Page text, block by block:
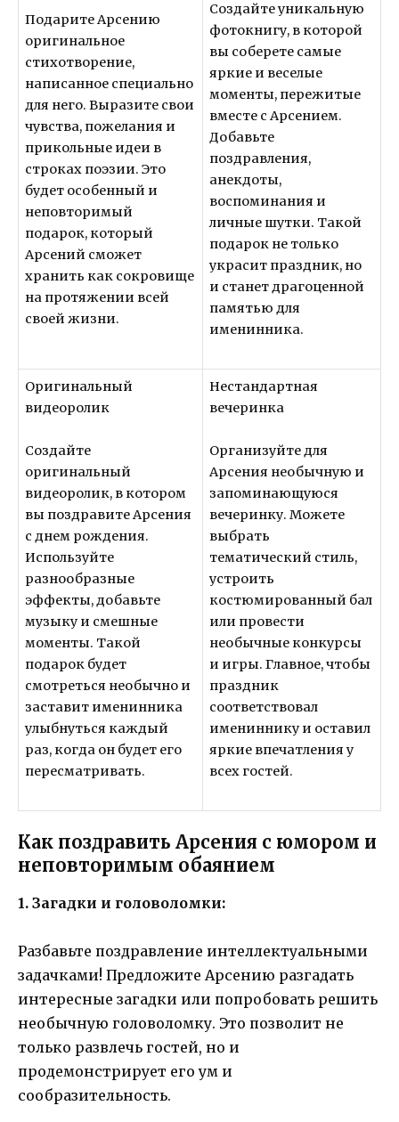
Подарите Арсению
оригинальное
стихотворение,
написанное специально
для него. Выразите свои
чувства, пожелания и
прикольные идеи в
строках поэзии. Это
будет особенный и
неповторимый
подарок, который
Арсений сможет
хранить как сокровище
на протяжении всей
своей жизни.
Создайте уникальную
фотокнигу, в которой
вы соберете самые
яркие и веселые
моменты, пережитые
вместе с Арсением.
Добавьте
поздравления,
анекдоты,
воспоминания и
личные шутки. Такой
подарок не только
украсит праздник, но
и станет драгоценной
памятью для
именинника.
Оригинальный
видеоролик
Создайте
оригинальный
видеоролик, в котором
вы поздравите Арсения
с днем рождения.
Используйте
разнообразные
эффекты, добавьте
музыку и смешные
моменты. Такой
подарок будет
смотреться необычно и
заставит именинника
улыбнуться каждый
раз, когда он будет его
пересматривать.
Нестандартная
вечеринка
Организуйте для
Арсения необычную и
запоминающуюся
вечеринку. Можете
выбрать
тематический стиль,
устроить
костюмированный бал
или провести
необычные конкурсы
и игры. Главное, чтобы
праздник
соответствовал
имениннику и оставил
яркие впечатления у
всех гостей.
Как поздравить Арсения с юмором и
неповторимым обаянием
1. Загадки и головоломки:
Разбавьте поздравление интеллектуальными
задачками! Предложите Арсению разгадать
интересные загадки или попробовать решить
необычную головоломку. Это позволит не
только развлечь гостей, но и
продемонстрирует его ум и
сообразительность.